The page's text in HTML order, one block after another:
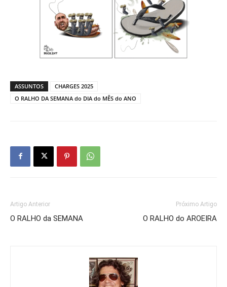
ASSUNTOS
CHARGES 2025
O RALHO DA SEMANA do DIA do MÊS do ANO
Artigo Anterior
O RALHO da SEMANA
Próximo Artigo
O RALHO do AROEIRA